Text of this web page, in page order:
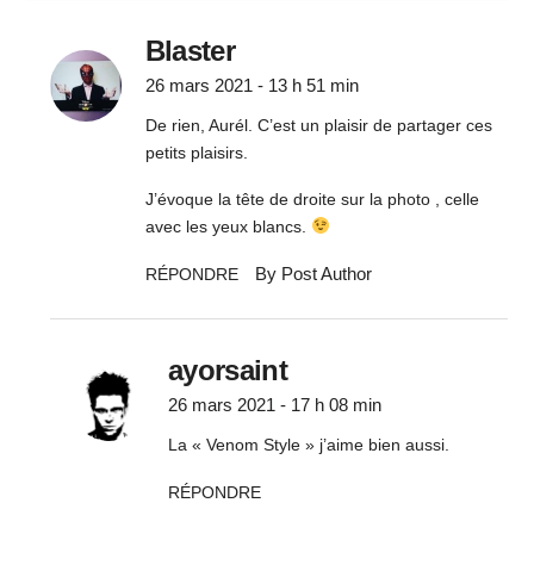
Blaster
26 mars 2021 - 13 h 51 min
De rien, Aurél. C’est un plaisir de partager ces
petits plaisirs.
J’évoque la tête de droite sur la photo , celle
avec les yeux blancs.
RÉPONDRE By Post Author
ayorsaint
26 mars 2021 - 17 h 08 min
La « Venom Style » j’aime bien aussi.
RÉPONDRE